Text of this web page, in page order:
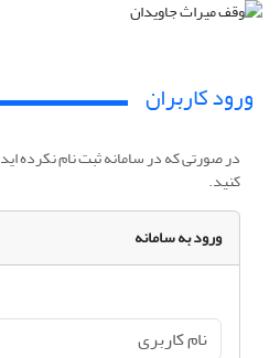
ورود کاربران
در صورتی که در سامانه ثبت نام نکرده
کنید.
ورود به سامانه